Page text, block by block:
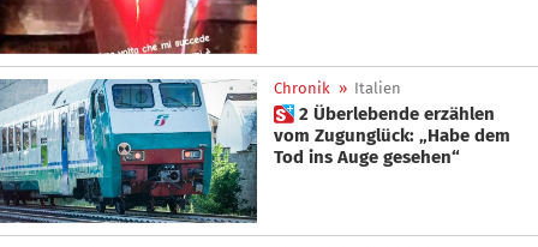
Chronik » Italien
 2 Überlebende erzählen
vom Zugunglück: „Habe dem
Tod ins Auge gesehen“